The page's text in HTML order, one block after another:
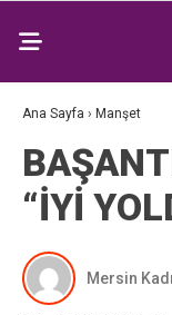
Ana Sayfa › Manşet
“İYİ
Mersin